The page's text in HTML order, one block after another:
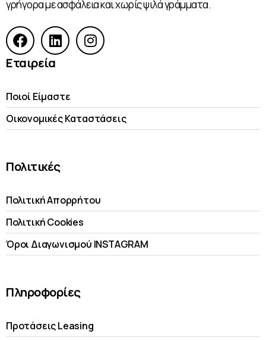
γρήγορα με ασφάλεια και χωρίς ψιλά γράμματα.
Εταιρεία
Ποιοί Είμαστε
Οικονομικές Kαταστάσεις
Πολιτικές
Πολιτική Απορρήτου
Πολιτική Cookies
Όροι Διαγωνισμού INSTAGRAM
Πληροφορίες
Προτάσεις Leasing